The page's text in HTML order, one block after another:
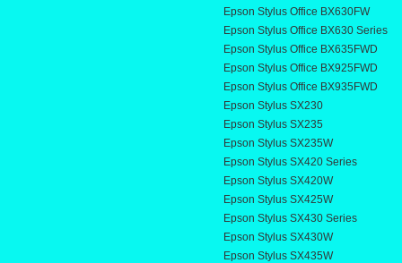
Epson Stylus Office BX630FW
Epson Stylus Office BX630 Series
Epson Stylus Office BX635FWD
Epson Stylus Office BX925FWD
Epson Stylus Office BX935FWD
Epson Stylus SX230
Epson Stylus SX235
Epson Stylus SX235W
Epson Stylus SX420 Series
Epson Stylus SX420W
Epson Stylus SX425W
Epson Stylus SX430 Series
Epson Stylus SX430W
Epson Stylus SX435W